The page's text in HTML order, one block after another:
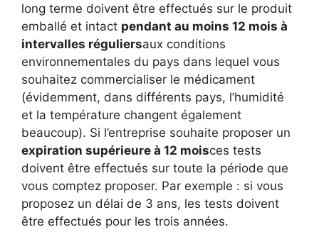
long terme doivent être effectués sur le produit
emballé et intact pendant au moins 12 mois à
intervalles réguliersaux conditions
environnementales du pays dans lequel vous
souhaitez commercialiser le médicament
(évidemment, dans différents pays, l’humidité
et la température changent également
beaucoup). Si l’entreprise souhaite proposer un
expiration supérieure à 12 moisces tests
doivent être effectués sur toute la période que
vous comptez proposer. Par exemple : si vous
proposez un délai de 3 ans, les tests doivent
être effectués pour les trois années.